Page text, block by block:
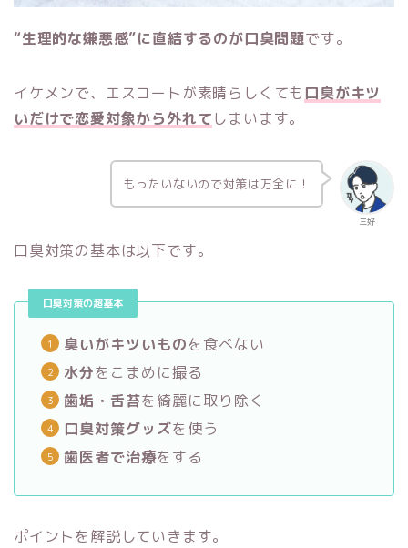
“生理的な嫌悪感”に直結するのが口臭問題です。
イケメンで、エスコートが素晴らしくても 口臭がキツ
いだけで恋愛対象から外れてしまいます。
三好
もったいないので対策は万全に！
口臭対策の基本は以下です。
口臭対策の超基本
臭いがキツいものを食べない
水分をこまめに撮る
歯垢・舌苔を綺麗に取り除く
口臭対策グッズを使う
歯医者で治療をする
ポイントを解説していきます。